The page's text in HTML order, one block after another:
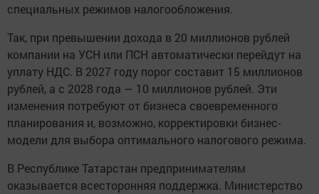
специальных режимов налогообложения.
Так, при превышении дохода в 20 миллионов рублей
компании на УСН или ПСН автоматически перейдут на
уплату НДС. В 2027 году порог составит 15 миллионов
рублей, а с 2028 года — 10 миллионов рублей. Эти
изменения потребуют от бизнеса своевременного
планирования и, возможно, корректировки бизнес-
модели для выбора оптимального налогового режима.
В Республике Татарстан предпринимателям
оказывается всесторонняя поддержка. Министерство